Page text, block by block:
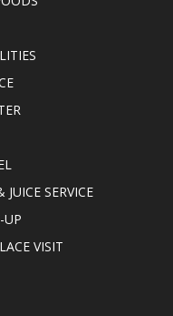
JUICE SERVICE
UP
VISIT